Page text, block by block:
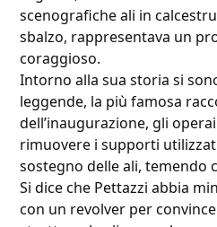
scenografiche ali in
sbalzo, rappresentava un
coraggioso.
Intorno alla sua storia si
leggende, la più famosa
dell’inaugurazione, gli
rimuovere i supporti
sostegno delle ali, temendo
Si dice che Pettazzi abbia
con un revolver per